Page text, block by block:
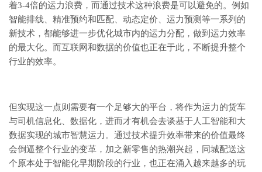
着3-4倍的运力浪费，而通过技术这种浪费是可以避免的。例如
智能排线、精准预约和匹配、动态定价、运力预测等一系列的
新技术，都能够进一步优化城市内的运力分配，做到运力效率
的最大化。而互联网和数据的价值也正在于此，不断提升整个
行业的效率。
但实现这一点则需要有一个足够大的平台，将作为运力的货车
与司机信息化、数据化，进而才有机会去谈基于人工智能和大
数据实现的城市智慧运力。通过技术提升效率带来的价值最终
会倒逼整个行业的变革，加之新零售的热潮兴起，同城配送这
个原本处于智能化早期阶段的行业，也正在涌入越来越多的玩